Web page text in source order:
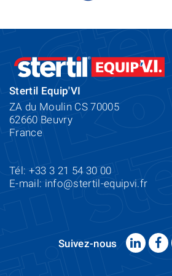
Stertil Equip'VI
ZA du Moulin CS 70005
62660 Beuvry
France
Tél: +33 3 21 54 30 00
E-mail: info@stertil-equipvi.fr
Suivez-nous